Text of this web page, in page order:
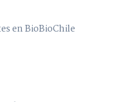
en BioBioChile